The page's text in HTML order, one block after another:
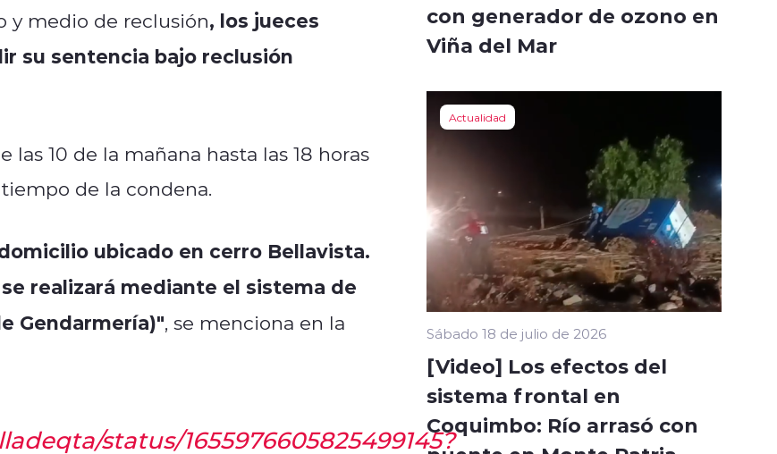
y medio de reclusión, los jueces
su sentencia bajo reclusión
10 de la mañana hasta las 18 horas
de la condena.
ubicado en cerro Bellavista.
realizará mediante el sistema de
Gendarmería)", se menciona en la
status/1655976605825499145?
con generador de ozono en
Viña del Mar
Actualidad
Sábado 18 de julio de 2026
[Video] Los efectos del
sistema frontal en
Coquimbo: Río arrasó con